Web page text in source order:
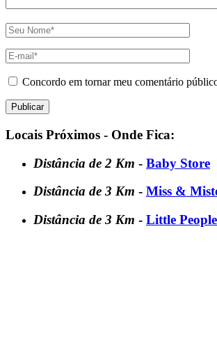
Concordo em tornar meu comentário
Locais Próximos - Onde Fica:
Distância de 2 Km - Baby Store
Distância de 3 Km - Miss &
Distância de 3 Km - Little